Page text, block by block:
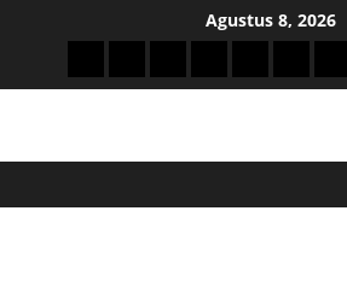
Agustus 8, 2026